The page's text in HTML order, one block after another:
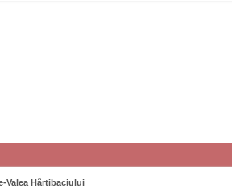
Valea Hârtibaciului